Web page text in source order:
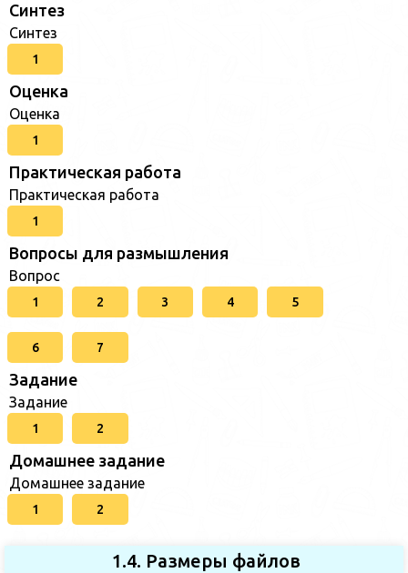
Синтез
Синтез
1
Оценка
Оценка
1
Практическая работа
Практическая работа
1
Вопросы для размышления
Вопрос
1 2 3 4 5
6 7
Задание
Задание
1 2
Домашнее задание
Домашнее задание
1 2
1.4. Размеры файлов